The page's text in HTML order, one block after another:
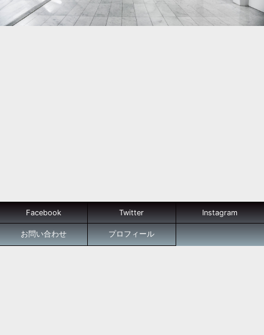
Facebook Twitter Instagram
お問い合わせ プロフィール